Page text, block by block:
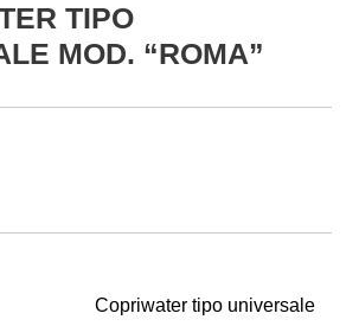
TIPO
MOD. “ROMA”
Copriwater tipo universale